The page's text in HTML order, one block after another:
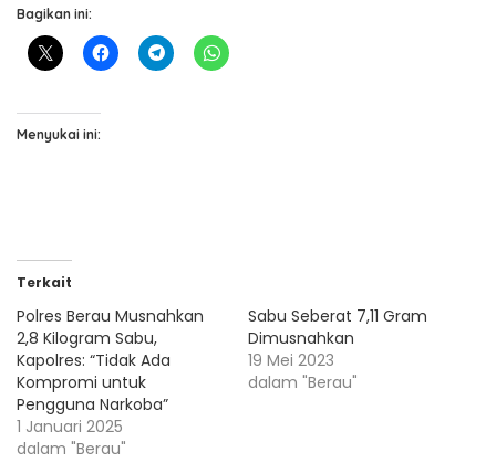
Bagikan ini:
Menyukai ini:
Terkait
Polres Berau Musnahkan
2,8 Kilogram Sabu,
Kapolres: “Tidak Ada
Kompromi untuk
Pengguna Narkoba”
1 Januari 2025
dalam "Berau"
Sabu Seberat 7,11 Gram
Dimusnahkan
19 Mei 2023
dalam "Berau"